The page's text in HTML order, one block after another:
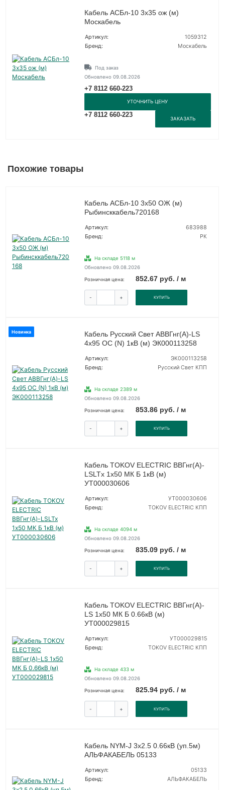
Кабель АСБл-10 3х35 ож (м)
Москабель
Артикул:
1059312
Бренд:
Москабель
Под заказ
Обновлено 09.08.2026
+7 8112 660-223
УТОЧНИТЬ ЦЕНУ
+7 8112 660-223
ЗАКАЗАТЬ
Похожие товары
Кабель АСБл-10 3х50 ОЖ (м)
Рыбинсккабель720168
Артикул:
683988
Бренд:
РК
На складе 5118 м
Обновлено 09.08.2026
Розничная цена: 852.67 руб. / м
- + КУПИТЬ
Новинка
Кабель Русский Свет АВВГнг(А)-LS
4х95 ОС (N) 1кВ (м) ЭК000113258
Артикул:
ЭК000113258
Бренд:
Русский Свет КПП
На складе 2389 м
Обновлено 09.08.2026
Розничная цена: 853.86 руб. / м
- + КУПИТЬ
Кабель TOKOV ELECTRIC ВВГнг(А)-
LSLTx 1х50 МК Б 1кВ (м)
УТ000030606
Артикул:
УТ000030606
Бренд:
TOKOV ELECTRIC КПП
На складе 4094 м
Обновлено 09.08.2026
Розничная цена: 835.09 руб. / м
- + КУПИТЬ
Кабель TOKOV ELECTRIC ВВГнг(А)-
LS 1х50 МК Б 0.66кВ (м)
УТ000029815
Артикул:
УТ000029815
Бренд:
TOKOV ELECTRIC КПП
На складе 433 м
Обновлено 09.08.2026
Розничная цена: 825.94 руб. / м
- + КУПИТЬ
Кабель NYM-J 3х2.5 0.66кВ (уп.5м)
АЛЬФАКАБЕЛЬ 05133
Артикул:
05133
Бренд:
АЛЬФАКАБЕЛЬ